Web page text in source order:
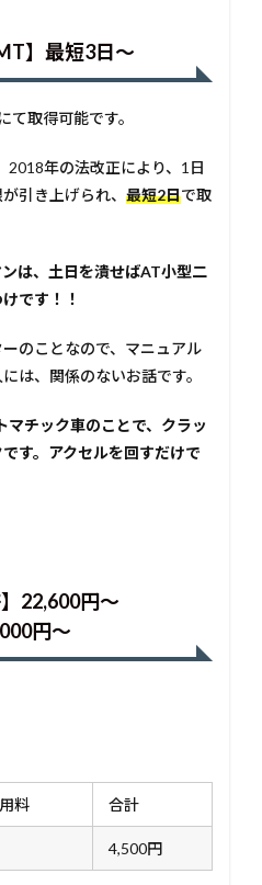
】最短3日〜
て取得可能です。
2018年の法改正により、1日
引き上げられ、 最短2日で取
は、土日を潰せばAT小型二
です！！
のことなので、マニュアル
は、関係のないお話です。
チック車のことで、クラッ
す。アクセルを回すだけで
22,600円〜
円〜
料 合計
4,500円